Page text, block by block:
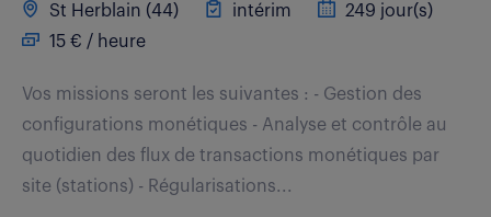
St Herblain (44) intérim
249 jour(s)
15 € / heure
Vos missions seront les suivantes : - Gestion des
configurations monétiques - Analyse et contrôle au
quotidien des flux de transactions monétiques par
site (stations) - Régularisations...